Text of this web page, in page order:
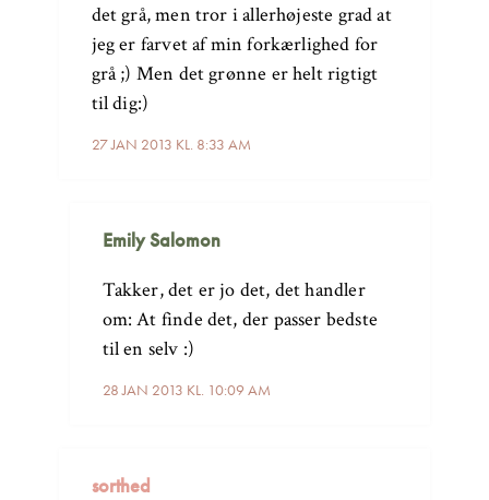
27 JAN 2013 KL. 8:33 AM
det grå, men tror i allerhøjeste grad at
jeg er farvet af min forkærlighed for
grå ;) Men det grønne er helt rigtigt
til dig:)
Emily Salomon
28 JAN 2013 KL. 10:09 AM
Takker, det er jo det, det handler
om: At finde det, der passer bedste
til en selv :)
sorthed